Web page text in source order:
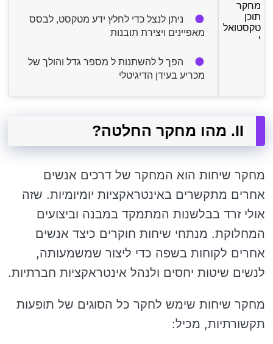
מחקר
תוכן
טקסטואל
י
ניתן לנצל כדי לחלץ ידע מטקסט, לבסס
מאפיינים ויצירת תובנות
הפך ל להשתנות ל מספר גדל והולך של
מכריע בעידן הדיגיטלי
II. מהו מחקר החלטה?
מחקר שיחות הוא המחקר של דרכים אנשים
אחרים מתקשרים באינטראקציות יומיומיות. שזה
אולי זרד בבלשנות המתמקד במבנה וביצועים
המחלוקת. מנתחי שיחות חוקרים כיצד אנשים
אחרים לקוחות בשפה כדי ליצור שמשמעותה,
לנשים שיטות יחסים ולנהל אינטראקציות חברתיות.
מחקר שיחות שימש לחקר כל הסוגים של תופעות
תקשורתיות, מכיל: